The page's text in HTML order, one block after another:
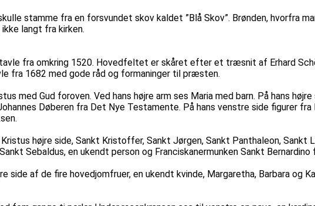
stamme fra en forsvundet skov kaldet ”Blå Skov”. Brønden, hvorfra
langt fra kirken.
fra omkring 1520. Hovedfeltet er skåret efter et træsnit af Erhard
fra 1682 med gode råd og formaninger til præsten.
med Gud foroven. Ved hans højre arm ses Maria med barn. På hans
Døberen fra Det Nye Testamente. På hans venstre side figurer
højre side, Sankt Kristoffer, Sankt Jørgen, Sankt Panthaleon, Sankt
Sebaldus, en ukendt person og Franciskanermunken Sankt Bernardino
side af de fire hovedjomfruer, en ukendt kvinde, Margaretha, Barbara og